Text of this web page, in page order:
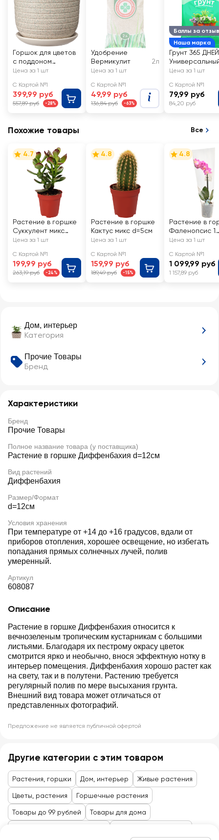
Дом, интерьер
Категория
Прочие Товары
Бренд
Характеристики
Бренд
Прочие Товары
Полное название товара (у поставщика)
Растение в горшке Диффенбахия d=12см
Вид растений
Диффенбахия
Размер/Формат
d=12см
Условия хранения
При температуре от +14 до +16 градусов, вдали от
приборов отопления, хорошее освещение, но избегать
попадания прямых солнечных лучей, полив
умеренный.
Артикул
608087
Описание
Растение в горшке Диффенбахия относится к
вечнозеленым тропическим кустарникам с большими
листьями. Благодаря их пестрому окрасу цветок
смотрится ярко и необычно, внося эффектную нотку в
интерьер помещения. Диффенбахия хорошо растет как
на свету, так и в полутени. Растению требуется
регулярный полив по мере высыхания грунта.
Внешний вид товара может отличаться от
представленных фотографий.
Предложение не является публичной офертой
Горшок для цветов
с поддоном
Пряности 1,6л
№2, Арт. КС-Бук2-
284-03
Цена за 1 шт
С Картой №1
399,99 руб
557,89 руб -28%
Удобрение
Вермикулит
2л
Цена за 1 шт
С Картой №1
49,99 руб
136,84 руб -63%
Баллы за отзыв
Наша марка
Грунт 365 ДНЕЙ
2
Цена за 1 шт
С Картой №1
79,99 руб
84,20 руб
Похожие товары Все
4.7
Растение в горшке
Суккулент микс
d=5см
Цена за 1 шт
С Картой №1
199,99 руб
263,19 руб -24%
4.8
Растение в горшке
Кактус микс d=5см
Цена за 1 шт
С Картой №1
159,99 руб
189,49 руб -15%
4.8
Растение в
Фаленопсис 1
ветка d=9см
Цена за 1 шт
С Картой №1
1 099,99 руб
1 157,89 руб
Другие категории с этим товаром
Растения, горшки Дом, интерьер Живые растения
Цветы, растения Горшечные растения
Товары до 99 рублей Товары для дома